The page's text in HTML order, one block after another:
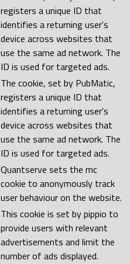
registers a unique ID that
identifies a returning user's
device across websites that
use the same ad network. The
ID is used for targeted ads.
The cookie, set by PubMatic,
registers a unique ID that
identifies a returning user's
device across websites that
use the same ad network. The
ID is used for targeted ads.
Quantserve sets the mc
cookie to anonymously track
user behaviour on the website.
This cookie is set by pippio to
provide users with relevant
advertisements and limit the
number of ads displayed.